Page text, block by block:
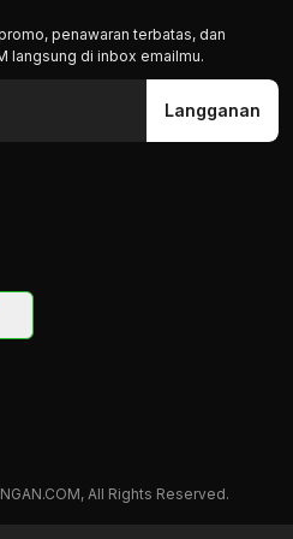
penawaran terbatas, dan
langsung di inbox emailmu.
Langganan
All Rights Reserved.